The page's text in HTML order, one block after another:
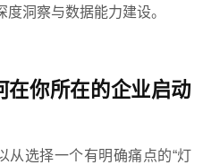
洞察与数据能力建设。
在你所在的企业启动
从选择一个有明确痛点的“灯